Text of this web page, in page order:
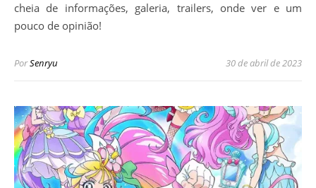
cheia de informações, galeria, trailers, onde ver e um
pouco de opinião!
PorSenryu 30 de abril de 2023